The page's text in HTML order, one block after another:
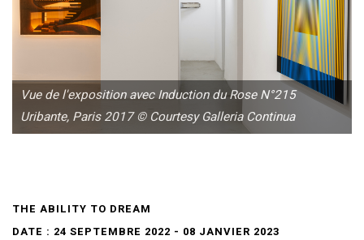
French
Vue de l'exposition avec Induction du Rose N°215
Uribante, Paris 2017 © Courtesy Galleria Continua
THE ABILITY TO DREAM
DATE : 24 SEPTEMBRE 2022 - 08 JANVIER 2023